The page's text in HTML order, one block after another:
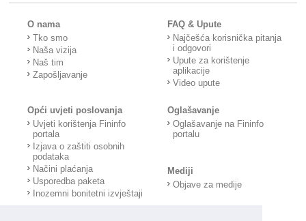
O nama
Tko smo
Naša vizija
Naš tim
Zapošljavanje
FAQ & Upute
Najčešća korisnička pitanja
i odgovori
Upute za korištenje
aplikacije
Video upute
Opći uvjeti poslovanja
Uvjeti korištenja Fininfo
portala
Izjava o zaštiti osobnih
podataka
Načini plaćanja
Usporedba paketa
Inozemni bonitetni izvještaji
Oglašavanje
Oglašavanje na Fininfo
portalu
Mediji
Objave za medije